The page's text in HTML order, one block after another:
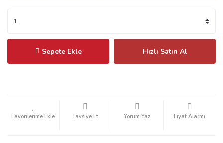
Sepete Ekle Hızlı Satın Al
Tavsiye Et Yorum Yaz Fiyat Alarmı